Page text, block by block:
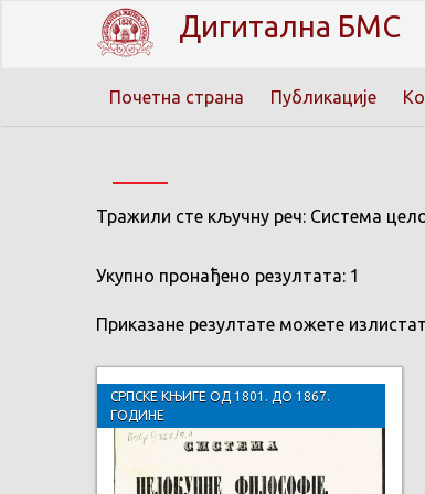
Дигитална БМС
Почетна страна Публикације
Тражили сте кључну реч: Система
Укупно пронађено резултата: 1
Приказане резултате можете
СРПСКЕ КЊИГЕ ОД 1801. ДО 1867.
ГОДИНЕ